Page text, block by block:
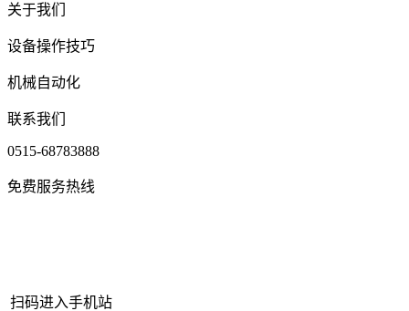
关于我们
设备操作技巧
机械自动化
联系我们
0515-68783888
免费服务热线
扫码进入手机站